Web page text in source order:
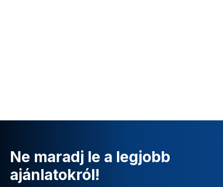
Ne maradj le a legjobb
ajánlatokról!